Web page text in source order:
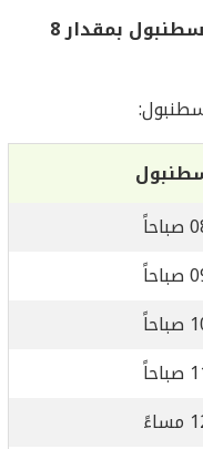
توقيت هيوستن متأخر عن توقيت إسطنبول بمقدار 8